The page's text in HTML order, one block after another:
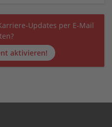
Updates per E-Mail
aktivieren!